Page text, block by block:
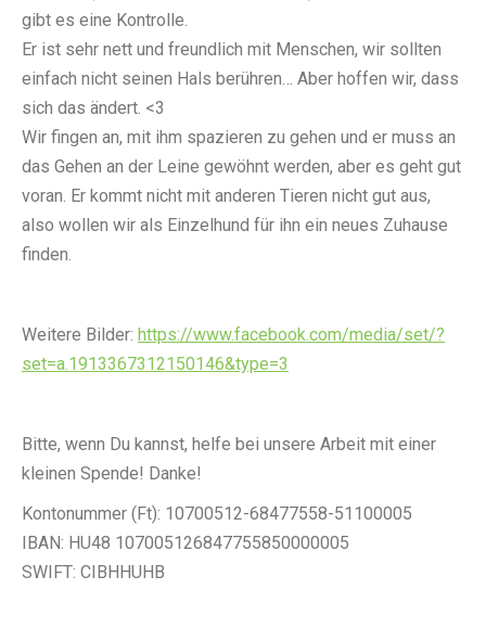
gibt es eine Kontrolle.
Er ist sehr nett und freundlich mit Menschen, wir sollten
einfach nicht seinen Hals berühren… Aber hoffen wir, dass
sich das ändert. <3
Wir fingen an, mit ihm spazieren zu gehen und er muss an
das Gehen an der Leine gewöhnt werden, aber es geht gut
voran. Er kommt nicht mit anderen Tieren nicht gut aus,
also wollen wir als Einzelhund für ihn ein neues Zuhause
finden.
Weitere Bilder: https://www.facebook.com/media/set/?
set=a.1913367312150146&type=3
Bitte, wenn Du kannst, helfe bei unsere Arbeit mit einer
kleinen Spende! Danke!
Kontonummer (Ft): 10700512-68477558-51100005
IBAN: HU48 107005126847755850000005
SWIFT: CIBHHUHB